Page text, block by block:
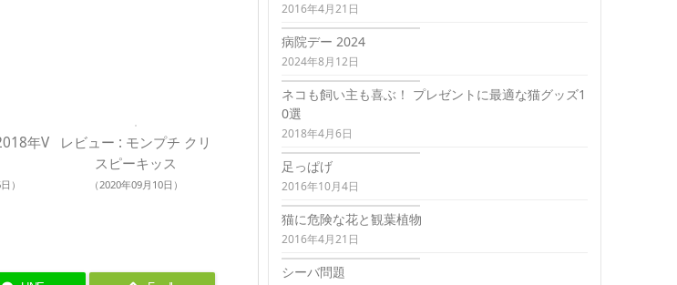
年V
）
レビュー : モンプチ クリ
スピーキッス
（2020年09月10日）
2016年4月21日
病院デー 2024
2024年8月12日
ネコも飼い主も喜ぶ！ プレゼントに最適な猫グッズ1
0選
2018年4月6日
足っぱげ
2016年10月4日
猫に危険な花と観葉植物
2016年4月21日
シーバ問題